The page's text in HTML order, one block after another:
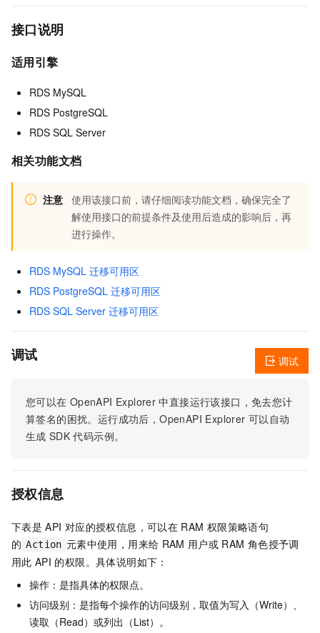
接口说明
适用引擎
RDS MySQL
RDS PostgreSQL
RDS SQL Server
相关功能文档
注意 使用该接口前，请仔细阅读功能文档，确保完全了
解使用接口的前提条件及使用后造成的影响后，再
进行操作。
RDS MySQL 迁移可用区
RDS PostgreSQL 迁移可用区
RDS SQL Server 迁移可用区
调试
您可以在 OpenAPI Explorer 中直接运行该接口，免去您计
算签名的困扰。运行成功后，OpenAPI Explorer 可以自动
生成 SDK 代码示例。
调试
授权信息
下表是 API 对应的授权信息，可以在 RAM 权限策略语句
的 Action 元素中使用，用来给 RAM 用户或 RAM 角色授予调
用此 API 的权限。具体说明如下：
操作：是指具体的权限点。
访问级别：是指每个操作的访问级别，取值为写入（Write）、
读取（Read）或列出（List）。